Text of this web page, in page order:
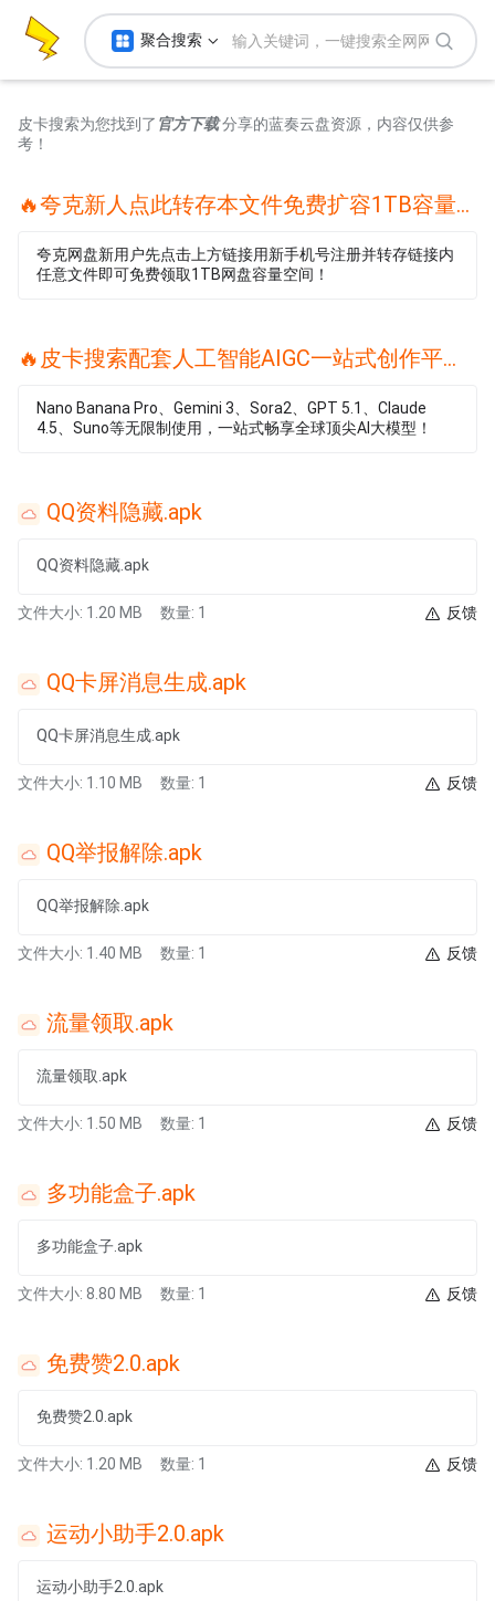
聚合搜索
皮卡搜索为您找到了 官方下载分享的蓝奏云盘资源，内容仅供参
考！
🔥夸克新人点此转存本文件免费扩容1TB容量🔥
夸克网盘新用户先点击上方链接用新手机号注册并转存链接内
任意文件即可免费领取1TB网盘容量空间！
🔥皮卡搜索配套人工智能AIGC一站式创作平台🔥
Nano Banana Pro、Gemini 3、Sora2、GPT 5.1、Claude
4.5、Suno等无限制使用，一站式畅享全球顶尖AI大模型！
QQ资料隐藏.apk
QQ资料隐藏.apk
文件大小: 1.20 MB 数量: 1 反馈
QQ卡屏消息生成.apk
QQ卡屏消息生成.apk
文件大小: 1.10 MB 数量: 1 反馈
QQ举报解除.apk
QQ举报解除.apk
文件大小: 1.40 MB 数量: 1 反馈
流量领取.apk
流量领取.apk
文件大小: 1.50 MB 数量: 1 反馈
多功能盒子.apk
多功能盒子.apk
文件大小: 8.80 MB 数量: 1 反馈
免费赞2.0.apk
免费赞2.0.apk
文件大小: 1.20 MB 数量: 1 反馈
运动小助手2.0.apk
运动小助手2.0.apk